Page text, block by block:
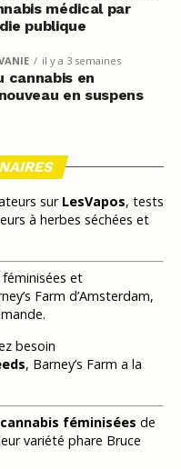
médical par
publique
il y a 3 semaines
cannabis en
en suspens
sur LesVapos, tests
à herbes séchées et
féminisées et
Farm d’Amsterdam,
besoin
, Barney’s Farm a la
féminisées de
variété phare Bruce